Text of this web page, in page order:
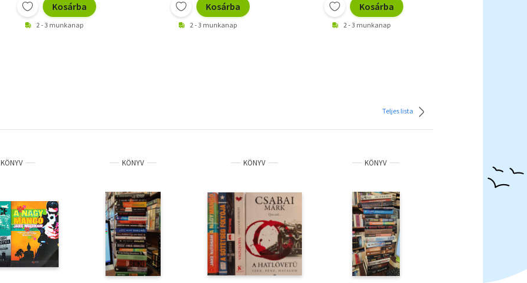
Kosárba
2 - 3 munkanap
Kosárba
2 - 3 munkanap
Kosárba
2 - 3 munkanap
Teljes lista
KÖNYV KÖNYV KÖNYV KÖNYV